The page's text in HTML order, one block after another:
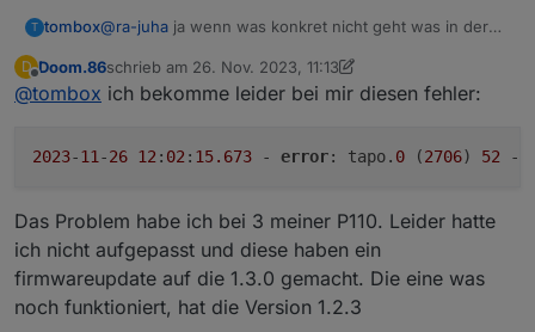
signed_1692705501486.bin
7_Build_230823_Rel.55314n_up_boot-
signed_1694485341129.bin
signed_1694485425412.bin
signed_1694485462220.bin
http://download.tplinkcloud.com/Tapo_C210v2_en_1.3.
7_Build_230823_Rel.55314n_up_boot-
signed_1694588891986.bin
http://download.tplinkcloud.com/Tapo_C210v2_en_1.3.
T tombox@ra-juha ja wenn was konkret nicht geht was in der
D
Offline
Doom.86schrieb am 26. Nov. 2023, 11:13
zuletzt editiert von Doom.86
@tombox ich bekomme leider bei mir diesen fehler:
2023-11-26 12: 02: 15.673 - error: tapo. 0 (2706) 52 -
Das Problem habe ich bei 3 meiner P110. Leider hatte
ich nicht aufgepasst und diese haben ein
firmwareupdate auf die 1.3.0 gemacht. Die eine was
noch funktioniert, hat die Version 1.2.3